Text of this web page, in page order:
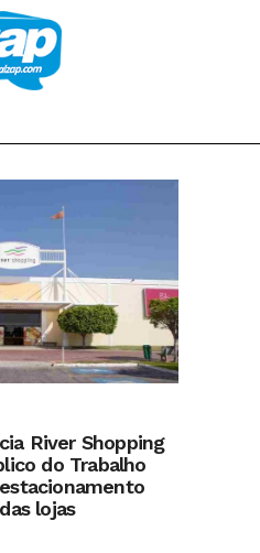
River Shopping
do Trabalho
lojas